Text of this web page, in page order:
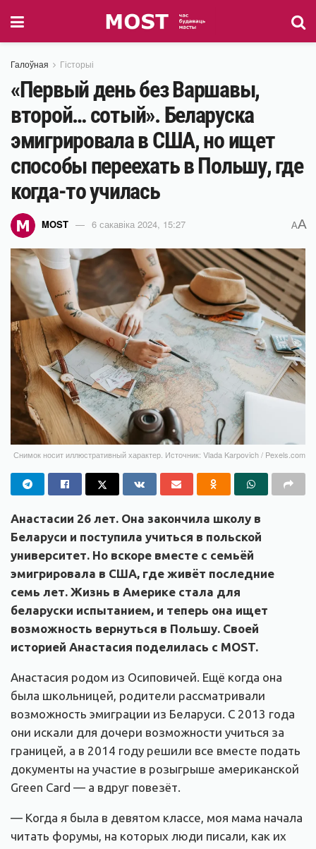
Галоўная Гісторыі
«Первый день без Варшавы,
второй… сотый». Беларуска
эмигрировала в США, но ищет
способы переехать в Польшу, где
когда-то училась
MOST 6 сакавіка 2024, 15:27 AA
Снимок носит иллюстративный характер. Источник: Vlada Karpovich / Pexels.com
Анастасии 26 лет. Она закончила школу в
Беларуси и поступила учиться в польской
университет. Но вскоре вместе с семьёй
эмигрировала в США, где живёт последние
семь лет. Жизнь в Америке стала для
беларуски испытанием, и теперь она ищет
возможность вернуться в Польшу. Своей
историей Анастасия поделилась с MOST.
Анастасия родом из Осиповичей. Ещё когда она
была школьницей, родители рассматривали
возможность эмиграции из Беларуси. С 2013 года
они искали для дочери возможности учиться за
границей, а в 2014 году решили все вместе подать
документы на участие в розыгрыше американской
Green Card — а вдруг повезёт.
— Когда я была в девятом классе, моя мама начала
читать форумы, на которых люди писали, как их